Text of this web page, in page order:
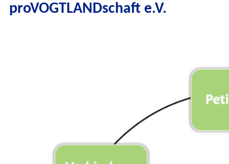
proVOGTLANDschaft e.V.